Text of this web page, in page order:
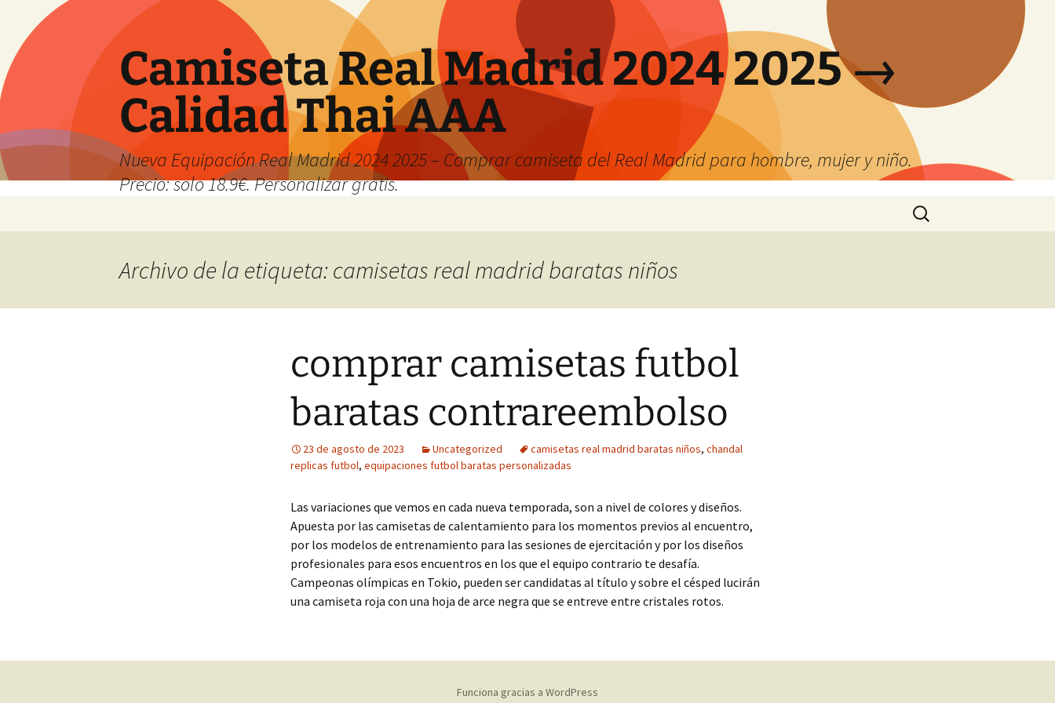
Camiseta Real Madrid 2024 2025 →
Calidad Thai AAA
Nueva Equipación Real Madrid 2024 2025 – Comprar camiseta del Real Madrid para hombre, mujer y niño.
Precio: solo 18.9€. Personalizar gratis.
Buscar:
Archivo de la etiqueta: camisetas real madrid baratas niños
comprar camisetas futbol
baratas contrareembolso
23 de agosto de 2023 Uncategorized camisetas real madrid baratas niños, chandal
replicas futbol, equipaciones futbol baratas personalizadas
Las variaciones que vemos en cada nueva temporada, son a nivel de colores y diseños.
Apuesta por las camisetas de calentamiento para los momentos previos al encuentro,
por los modelos de entrenamiento para las sesiones de ejercitación y por los diseños
profesionales para esos encuentros en los que el equipo contrario te desafía.
Campeonas olímpicas en Tokio, pueden ser candidatas al título y sobre el césped lucirán
una camiseta roja con una hoja de arce negra que se entreve entre cristales rotos.
Funciona gracias a WordPress